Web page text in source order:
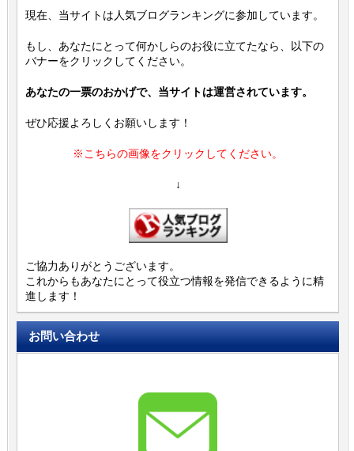
現在、当サイトは人気ブログランキングに参加しています。
もし、あなたにとって何かしらのお役に立てたなら、以下の
バナーをクリックしてください。
あなたの一票のおかげで、当サイトは運営されています。
ぜひ応援よろしくお願いします！
※こちらの画像をクリックしてください。
↓
ご協力ありがとうございます。
これからもあなたにとって役立つ情報を発信できるように精
進します！
お問い合わせ